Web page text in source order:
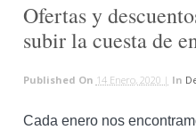
Ofertas y
subir la cuesta de
Published On 14 Enero, 2020 | In
Cada enero nos